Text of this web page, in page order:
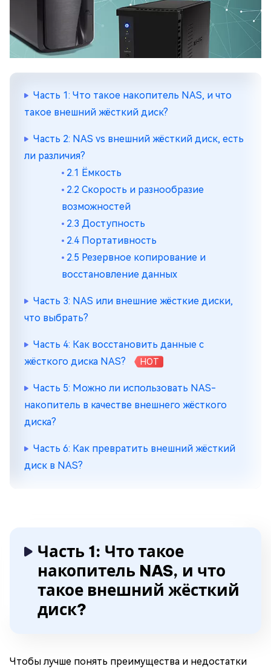
Часть 1: Что такое накопитель NAS, и что
такое внешний жёсткий диск?
Часть 2: NAS vs внешний жёсткий диск, есть
ли различия?
2.1 Ёмкость
2.2 Скорость и разнообразие
возможностей
2.3 Доступность
2.4 Портативность
2.5 Резервное копирование и
восстановление данных
Часть 3: NAS или внешние жёсткие диски,
что выбрать?
Часть 4: Как восстановить данные с
жёсткого диска NAS?
HOT
Часть 5: Можно ли использовать NAS-
накопитель в качестве внешнего жёсткого
диска?
Часть 6: Как превратить внешний жёсткий
диск в NAS?
Часть 1: Что такое
накопитель NAS, и что
такое внешний жёсткий
диск?
Чтобы лучше понять преимущества и недостатки